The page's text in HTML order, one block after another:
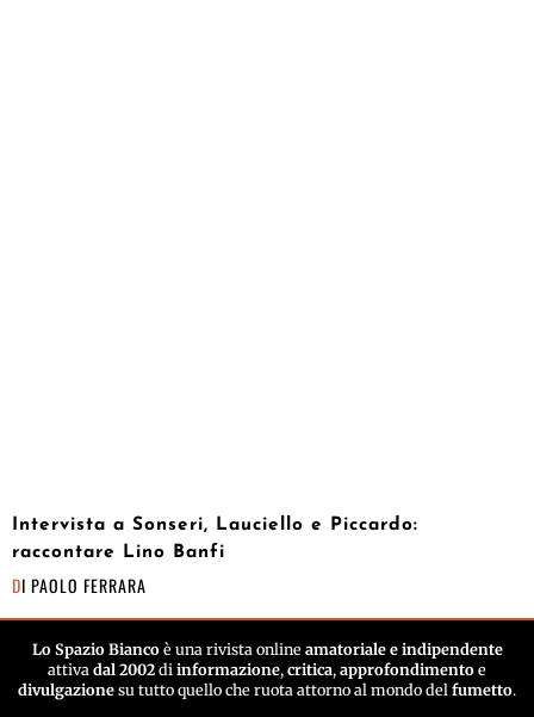
Intervista a Sonseri, Lauciello e Piccardo:
raccontare Lino Banfi
DI PAOLO FERRARA
Lo Spazio Biancoè una rivista online amatoriale e indipendente
attiva dal 2002 di informazione, critica, approfondimento e
divulgazione su tutto quello che ruota attorno al mondo del fumetto.